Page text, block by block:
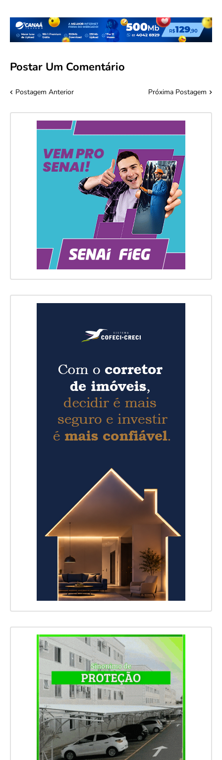
Postar Um Comentário
Postagem Anterior Próxima Postagem